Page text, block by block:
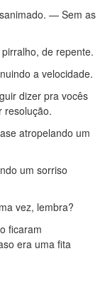
— Sem as
de repente.
a velocidade.
dizer pra vocês
resolução.
atropelando um
um sorriso
vez, lembra?
ficaram
era uma fita